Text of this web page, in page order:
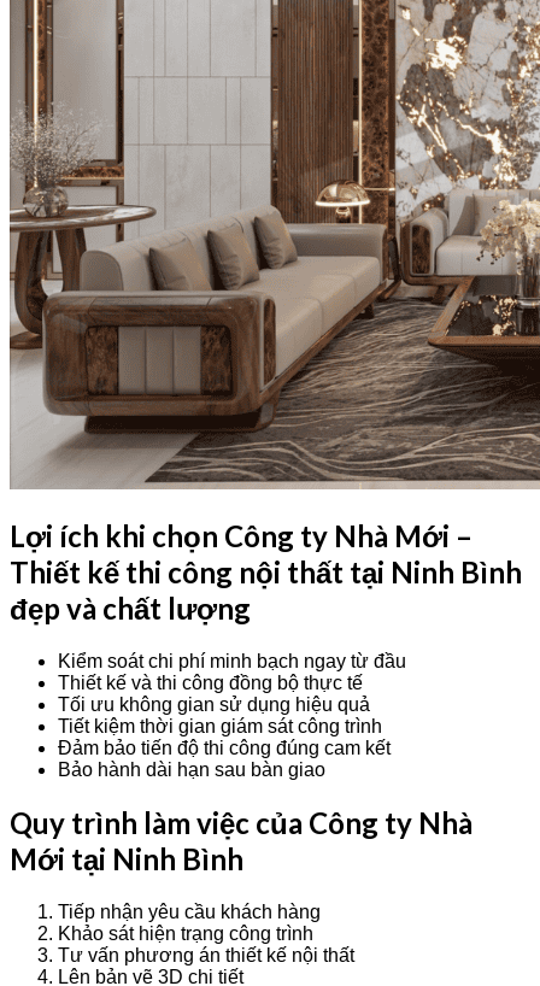
Lợi ích khi chọn Công ty Nhà Mới –
Thiết kế thi công nội thất tại Ninh Bình
đẹp và chất lượng
Kiểm soát chi phí minh bạch ngay từ đầu
Thiết kế và thi công đồng bộ thực tế
Tối ưu không gian sử dụng hiệu quả
Tiết kiệm thời gian giám sát công trình
Đảm bảo tiến độ thi công đúng cam kết
Bảo hành dài hạn sau bàn giao
Quy trình làm việc của Công ty Nhà
Mới tại Ninh Bình
Tiếp nhận yêu cầu khách hàng
Khảo sát hiện trạng công trình
Tư vấn phương án thiết kế nội thất
Lên bản vẽ 3D chi tiết